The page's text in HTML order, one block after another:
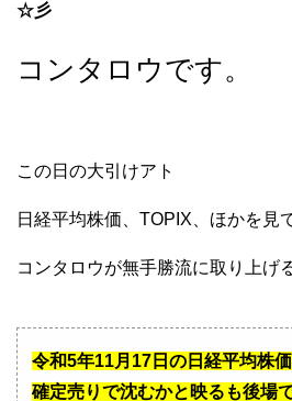
☆彡
コンタロウです。
この日の大引けアト
日経平均株価、TOPIX、ほかを見
コンタロウが無手勝流に取り上げ
令和5年11月17日の日経平均株
確定売りで沈むかと映るも後場